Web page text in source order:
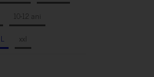
10-12 ani
L xxl